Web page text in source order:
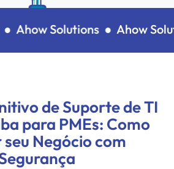
Ahow Solutions ●Ahow
de Suporte de TI
para PMEs: Como
seu Negócio com